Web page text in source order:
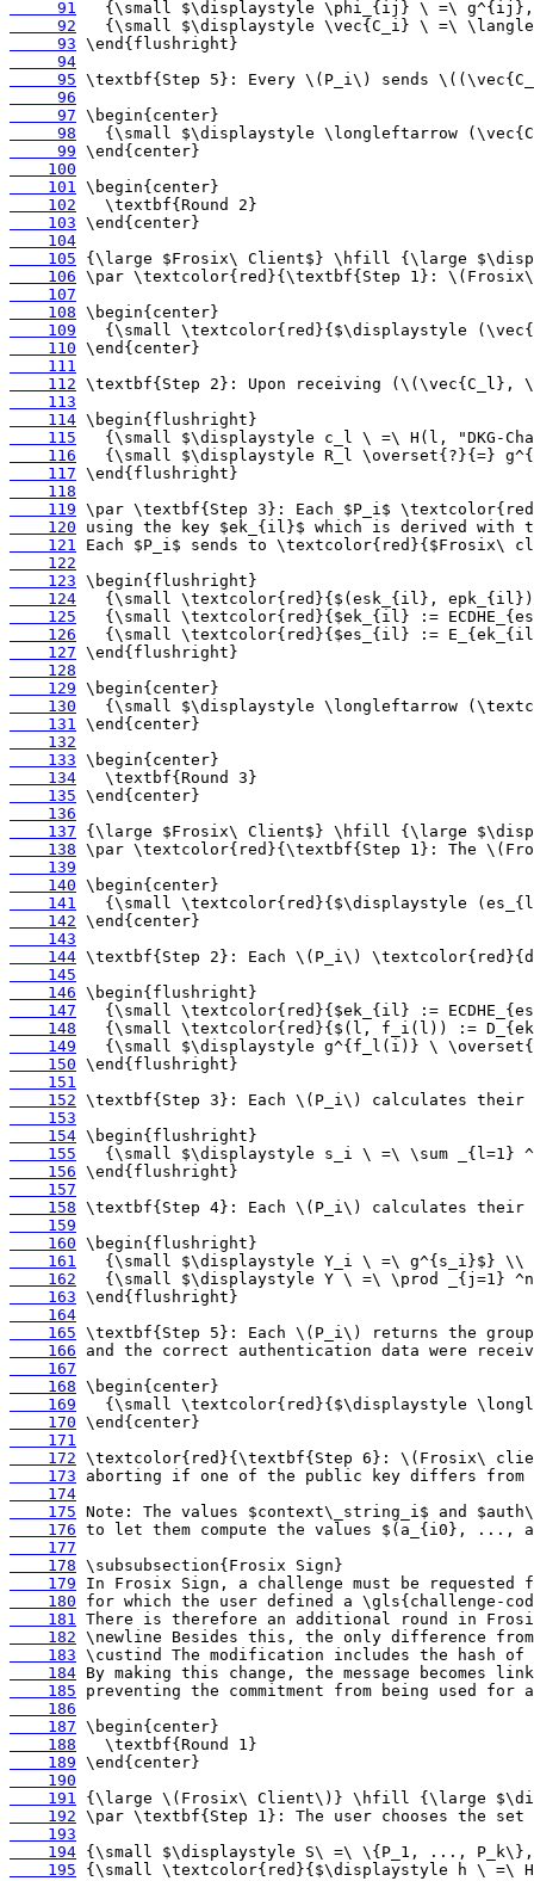
     91
     92
     93
     94
     95
     96
     97
     98
     99
    100
    101
    102
    103
    104
    105
    106
    107
    108
    109
    110
    111
    112
    113
    114
    115
    116
    117
    118
    119
    120
    121
    122
    123
    124
    125
    126
    127
    128
    129
    130
    131
    132
    133
    134
    135
    136
    137
    138
    139
    140
    141
    142
    143
    144
    145
    146
    147
    148
    149
    150
    151
    152
    153
    154
    155
    156
    157
    158
    159
    160
    161
    162
    163
    164
    165
    166
    167
    168
    169
    170
    171
    172
    173
    174
    175
    176
    177
    178
    179
    180
    181
    182
    183
    184
    185
    186
    187
    188
    189
    190
    191
    192
    193
    194
    195